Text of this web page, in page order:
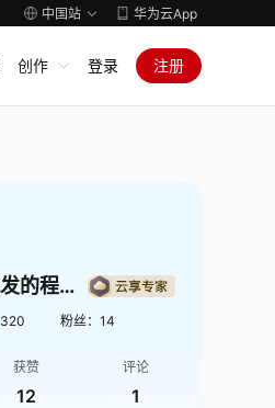
中国站 华为云App
创作 登录 注册
不脱发的程序猿
320 粉丝： 14
获赞
12
评论
1